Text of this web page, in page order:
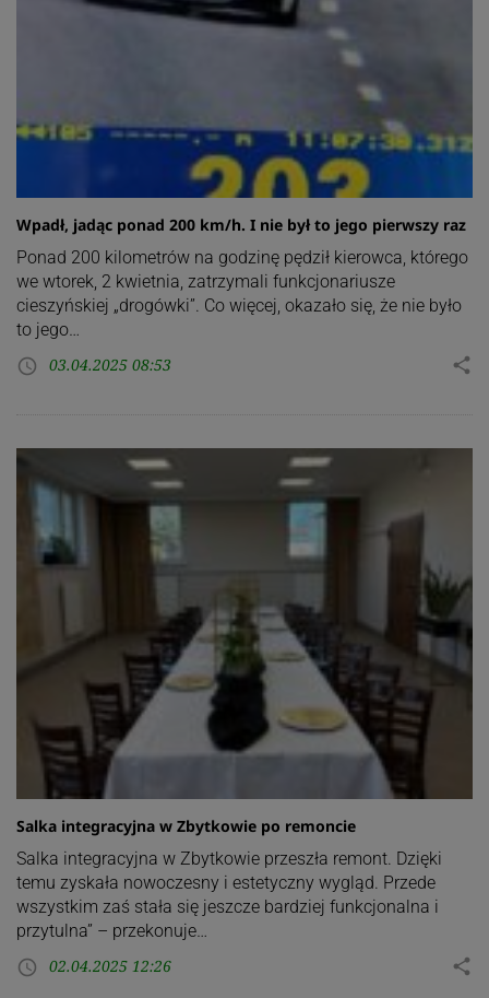
Wpadł, jadąc ponad 200 km/h. I nie był to jego pierwszy raz
Ponad 200 kilometrów na godzinę pędził kierowca, którego
we wtorek, 2 kwietnia, zatrzymali funkcjonariusze
cieszyńskiej „drogówki”. Co więcej, okazało się, że nie było
to jego…
access_time 03.04.2025 08:53 share
Salka integracyjna w Zbytkowie po remoncie
Salka integracyjna w Zbytkowie przeszła remont. Dzięki
temu zyskała nowoczesny i estetyczny wygląd. Przede
wszystkim zaś stała się jeszcze bardziej funkcjonalna i
przytulna” – przekonuje…
access_time 02.04.2025 12:26 share